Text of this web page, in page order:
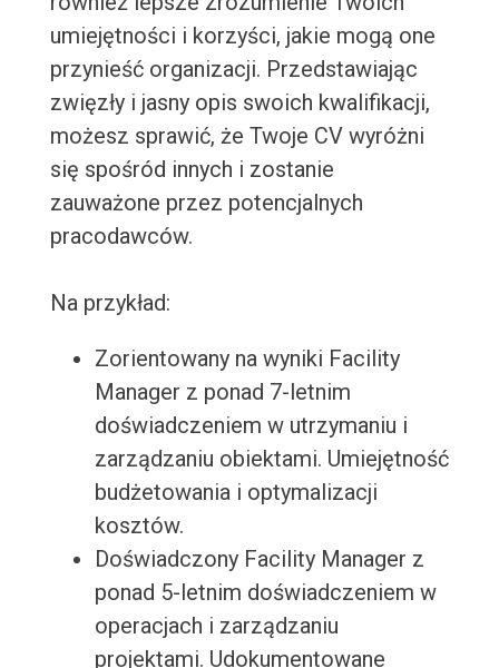
umiejętności i korzyści, jakie mogą one
przynieść organizacji. Przedstawiając
zwięzły i jasny opis swoich kwalifikacji,
możesz sprawić, że Twoje CV wyróżni
się spośród innych i zostanie
zauważone przez potencjalnych
pracodawców.
Na przykład:
Zorientowany na wyniki Facility
Manager z ponad 7-letnim
doświadczeniem w utrzymaniu i
zarządzaniu obiektami. Umiejętność
budżetowania i optymalizacji
kosztów.
Doświadczony Facility Manager z
ponad 5-letnim doświadczeniem w
operacjach i zarządzaniu
projektami. Udokumentowane